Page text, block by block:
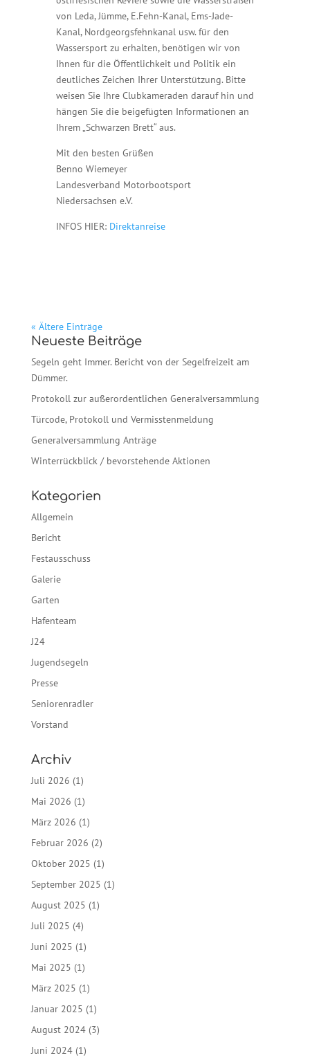
von Leda, Jümme, E.Fehn-Kanal, Ems-Jade-
Kanal, Nordgeorgsfehnkanal usw. für den
Wassersport zu erhalten, benötigen wir von
Ihnen für die Öffentlichkeit und Politik ein
deutliches Zeichen Ihrer Unterstützung. Bitte
weisen Sie Ihre Clubkameraden darauf hin und
hängen Sie die beigefügten Informationen an
Ihrem „Schwarzen Brett“ aus.
Mit den besten Grüßen
Benno Wiemeyer
Landesverband Motorbootsport
Niedersachsen e.V.
INFOS HIER: Direktanreise
« Ältere Einträge
Neueste Beiträge
Segeln geht Immer. Bericht von der Segelfreizeit am
Dümmer.
Protokoll zur außerordentlichen Generalversammlung
Türcode, Protokoll und Vermisstenmeldung
Generalversammlung Anträge
Winterrückblick / bevorstehende Aktionen
Kategorien
Allgemein
Bericht
Festausschuss
Galerie
Garten
Hafenteam
J24
Jugendsegeln
Presse
Seniorenradler
Vorstand
Archiv
Juli 2026 (1)
Mai 2026 (1)
März 2026 (1)
Februar 2026 (2)
Oktober 2025 (1)
September 2025 (1)
August 2025 (1)
Juli 2025 (4)
Juni 2025 (1)
Mai 2025 (1)
März 2025 (1)
Januar 2025 (1)
August 2024(3)
Juni 2024(1)